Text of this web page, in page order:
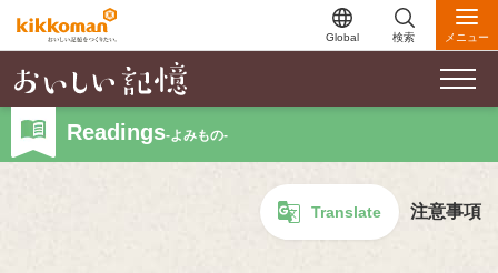
Global 検索 メニュー
Readings-よみもの-
Translate 注意事項